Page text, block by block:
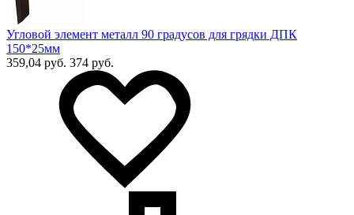
Угловой элемент металл 90 градусов для грядки ДПК
150*25мм
359,04 руб. 374 руб.